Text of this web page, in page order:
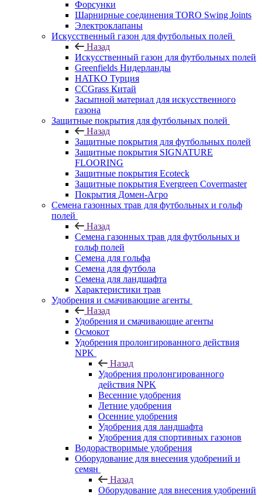
Форсунки
Шарнирные соединения TORO Swing Joints
Электроклапаны
Искусственный газон для футбольных полей
Назад
Искусственный газон для футбольных полей
Greenfields Нидерланды
HATKO Турция
CCGrass Китай
Засыпной материал для искусственного
газона
Защитные покрытия для футбольных полей
Назад
Защитные покрытия для футбольных полей
Защитные покрытия SIGNATURE
FLOORING
Защитные покрытия Ecoteck
Защитные покрытия Evergreen Covermaster
Покрытия Домен-Агро
Семена газонных трав для футбольных и гольф
полей
Назад
Семена газонных трав для футбольных и
гольф полей
Семена для гольфа
Семена для футбола
Семена для ландшафта
Характеристики трав
Удобрения и смачивающие агенты
Назад
Удобрения и смачивающие агенты
Осмокот
Удобрения пролонгированного действия
NPK
Назад
Удобрения пролонгированного
действия NPK
Весенние удобрения
Летние удобрения
Осенние удобрения
Удобрения для ландшафта
Удобрения для спортивных газонов
Водорастворимые удобрения
Оборудование для внесения удобрений и
семян
Назад
Оборудование для внесения удобрений